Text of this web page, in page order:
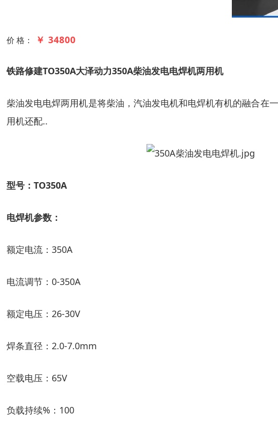
价 格： ￥ 34800
铁路修建TO350A大泽动力350A柴油发电电焊机两用机
柴油发电电焊两用机是将柴油，汽油发电机和电焊机有机的融合
用机还配..
型号： TO350A
电焊机参数：
额定电流： 350A
电流调节： 0-350A
额定电压： 26-30V
焊条直径： 2.0-7.0mm
空载电压： 65V
负载持续% ： 100